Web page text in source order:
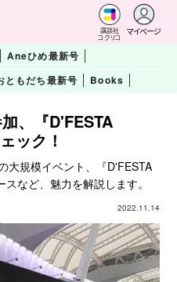
講談社
コクリコ
マイページ
Aneひめ最新号
ともだち最新号 Books
、『D'FESTA
ック！
大規模イベント、『D'FESTA
など、魅力を解説します。
2022.11.14